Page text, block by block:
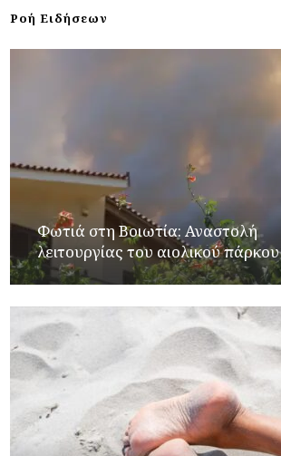
Ροή Ειδήσεων
Φωτιά στη Βοιωτία: Αναστολή
λειτουργίας του αιολικού πάρκου